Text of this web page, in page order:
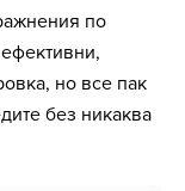
по
но все пак
без никаква